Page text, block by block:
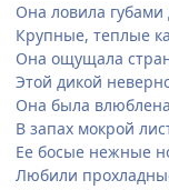
Она ловила губами
Крупные, теплые
Она ощущала
Этой дикой
Она была
В запах мокрой
Ее босые нежные
Любили